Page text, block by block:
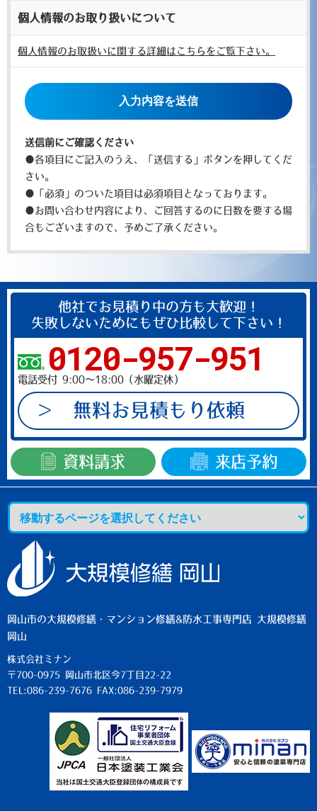
個人情報のお取り扱いについて
個人情報のお取扱いに関する詳細はこちらをご覧下さい。
こ
の
ィ
ー
ル
ド
は
空
に
て
だ
さ
い。
送信前にご確認ください
●各項目にご記入のうえ、「送信する」ボタンを押してくだ
さい。
●「必須」のついた項目は必須項目となっております。
●お問い合わせ内容により、ご回答するのに日数を要する場
合もございますので、予めご了承ください。
他社でお見積り中の方も大歓迎！
失敗しないためにもぜひ比較して下さい！
0120-957-951
電話受付 9:00～18:00（水曜定休）
無料お見積もり依頼
資料請求 来店予約
岡山市の大規模修繕・マンション修繕&防水工事専門店 大規模修繕
岡山
株式会社ミナン
〒700-0975 岡山市北区今7丁目22-22
TEL:086-239-7676 FAX:086-239-7979